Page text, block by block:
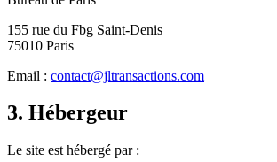
155 rue du Fbg Saint-Denis
75010 Paris
Email : contact@jltransactions.com
3. Hébergeur
Le site est hébergé par :